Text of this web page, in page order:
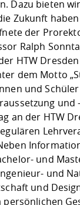
Dazu bieten
Zukunft
der
Ralph
HTW
dem Motto
und
und
an der HTW
und
und
und
persönlichen